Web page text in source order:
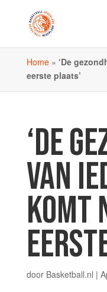
Home» ‘De
eerste plaats’
‘DE
VAN
KOMT
door Basketball.nl |